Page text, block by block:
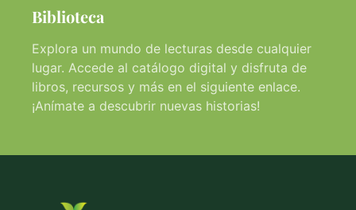
Biblioteca
Explora un mundo de lecturas desde cualquier
lugar. Accede al catálogo digital y disfruta de
libros, recursos y más en el siguiente enlace.
¡Anímate a descubrir nuevas historias!